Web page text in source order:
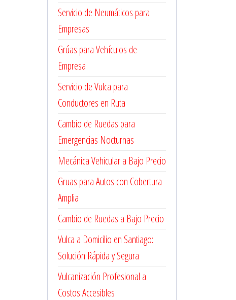
Servicio de Neumáticos para
Empresas
Grúas para Vehículos de
Empresa
Servicio de Vulca para
Conductores en Ruta
Cambio de Ruedas para
Emergencias Nocturnas
Mecánica Vehicular a Bajo Precio
Gruas para Autos con Cobertura
Amplia
Cambio de Ruedas a Bajo Precio
Vulca a Domicilio en Santiago:
Solución Rápida y Segura
Vulcanización Profesional a
Costos Accesibles